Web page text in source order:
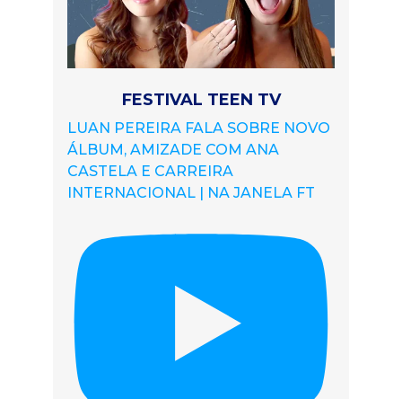
FESTIVAL TEEN TV
LUAN PEREIRA FALA SOBRE NOVO
ÁLBUM, AMIZADE COM ANA
CASTELA E CARREIRA
INTERNACIONAL | NA JANELA FT